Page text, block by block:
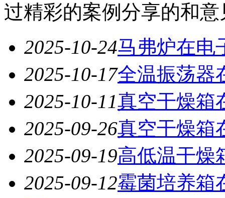
过精彩的案例分享的和
2025-10-24马弗炉在电
2025-10-17全温振荡器
2025-10-11真空干燥箱
2025-09-26真空干燥箱
2025-09-19高低温干燥
2025-09-12霉菌培养箱